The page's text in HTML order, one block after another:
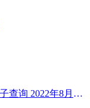
2022年8月移财神最佳吉日日期好日子查询 2022年8月移财神吉日一览